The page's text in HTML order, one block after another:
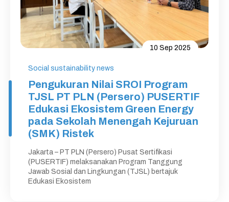
10 Sep 2025
Social sustainability news
Pengukuran Nilai SROI Program
TJSL PT PLN (Persero) PUSERTIF
Edukasi Ekosistem Green Energy
pada Sekolah Menengah Kejuruan
(SMK) Ristek
Jakarta – PT PLN (Persero) Pusat Sertifikasi
(PUSERTIF) melaksanakan Program Tanggung
Jawab Sosial dan Lingkungan (TJSL) bertajuk
Edukasi Ekosistem